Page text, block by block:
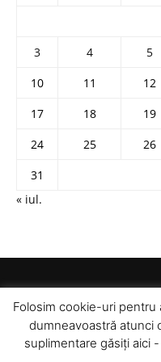
3
4 5
10
11 12
17
18 19
24
25 26
31
« iul.
Folosim cookie-uri pentru
dumneavoastră atunci
suplimentare găsiți aici